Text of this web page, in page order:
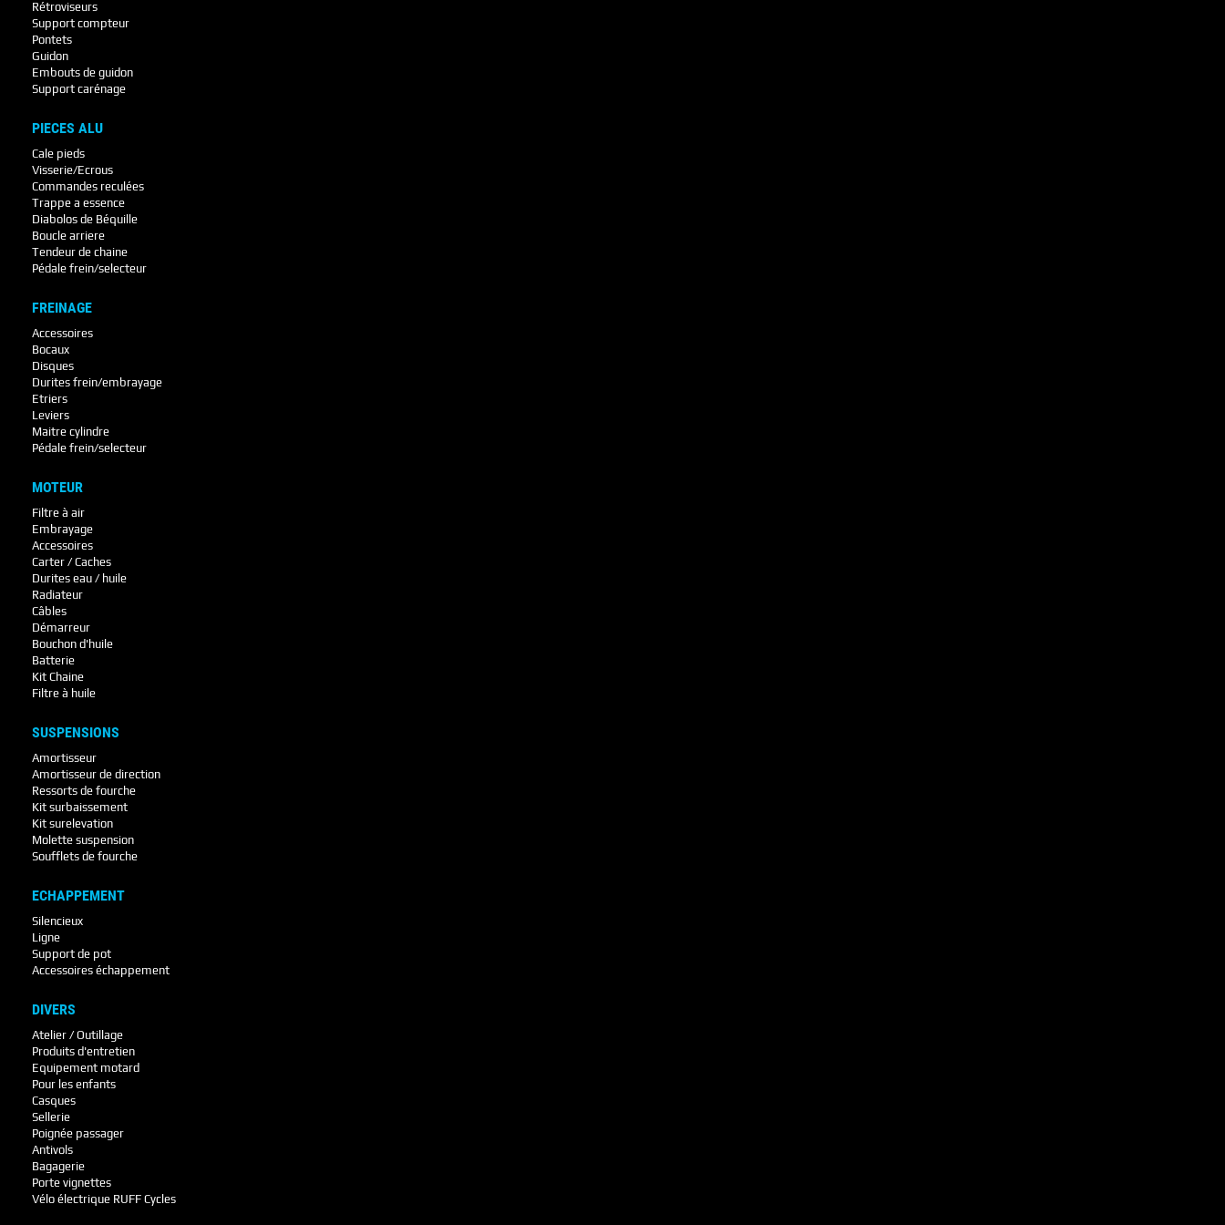
Rétroviseurs
Support compteur
Pontets
Guidon
Embouts de guidon
Support carénage
PIECES ALU
Cale pieds
Visserie/Ecrous
Commandes reculées
Trappe a essence
Diabolos de Béquille
Boucle arriere
Tendeur de chaine
Pédale frein/selecteur
FREINAGE
Accessoires
Bocaux
Disques
Durites frein/embrayage
Etriers
Leviers
Maitre cylindre
Pédale frein/selecteur
MOTEUR
Filtre à air
Embrayage
Accessoires
Carter / Caches
Durites eau / huile
Radiateur
Câbles
Démarreur
Bouchon d'huile
Batterie
Kit Chaine
Filtre à huile
SUSPENSIONS
Amortisseur
Amortisseur de direction
Ressorts de fourche
Kit surbaissement
Kit surelevation
Molette suspension
Soufflets de fourche
ECHAPPEMENT
Silencieux
Ligne
Support de pot
Accessoires échappement
DIVERS
Atelier / Outillage
Produits d'entretien
Equipement motard
Pour les enfants
Casques
Sellerie
Poignée passager
Antivols
Bagagerie
Porte vignettes
Vélo électrique RUFF Cycles